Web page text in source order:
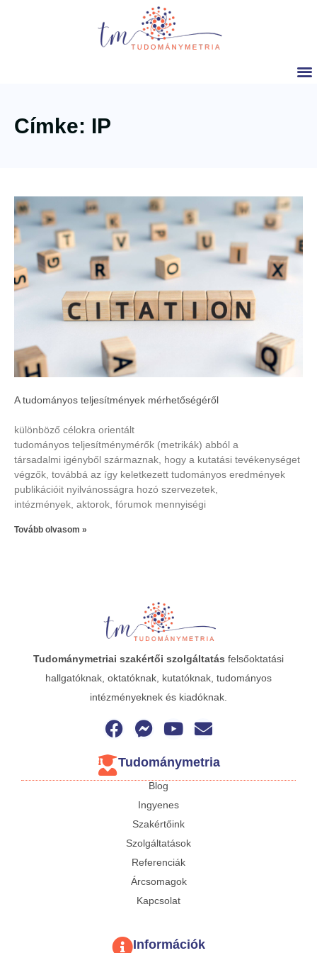
Címke: IP
A tudományos teljesítmények mérhetőségéről
különböző célokra orientált
tudományos teljesítménymérők (metrikák) abból a
társadalmi igényből származnak, hogy a kutatási tevékenységet
végzők, továbbá az így keletkezett tudományos eredmények
publikációit nyilvánosságra hozó szervezetek,
intézmények, aktorok, fórumok mennyiségi
Tovább olvasom »
Tudománymetriai szakértői szolgáltatás felsőoktatási
hallgatóknak, oktatóknak, kutatóknak, tudományos
intézményeknek és kiadóknak.
Tudománymetria
Blog
Ingyenes
Szakértőink
Szolgáltatások
Referenciák
Árcsomagok
Kapcsolat
Információk